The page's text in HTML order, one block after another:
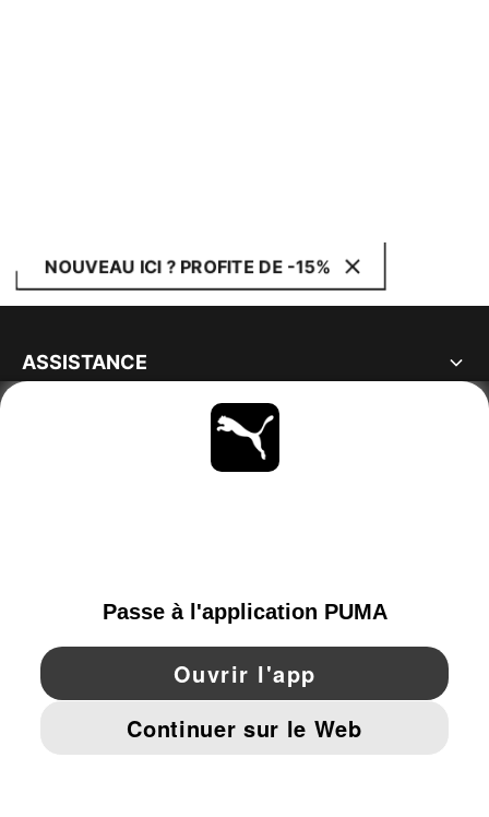
NOUVEAU ICI ? PROFITE DE -15%
ASSISTANCE
YouTube Twitter Pinterest
MENTIONS ET DONNÉES LÉGALES